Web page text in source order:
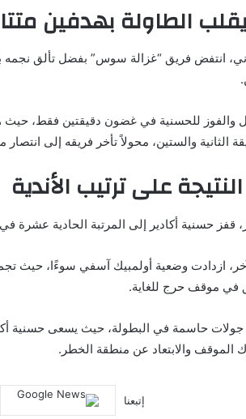
يقلب الطاولة بهدفين
انتفض فريق “غزالة سوس” بفضل تألق نجمه
والفوز للحسنية في غضون دقيقتين فقط،
الثانية والستين، محولاً تأخر فريقه إلى
على ترتيب الأندية
قفز حسنية أكادير إلى المرتبة الحادية عشرة في
في موقف حرج للغاية.
جولات حاسمة في البطولة، حيث يسعى حسنية
الموقف والابتعاد عن منطقة الخطر.
إتبعنا